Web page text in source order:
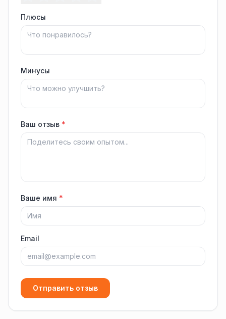
Плюсы
Минусы
Ваш отзыв *
Ваше имя *
Email
Отправить отзыв